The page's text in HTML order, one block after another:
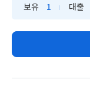
보유
1 대출